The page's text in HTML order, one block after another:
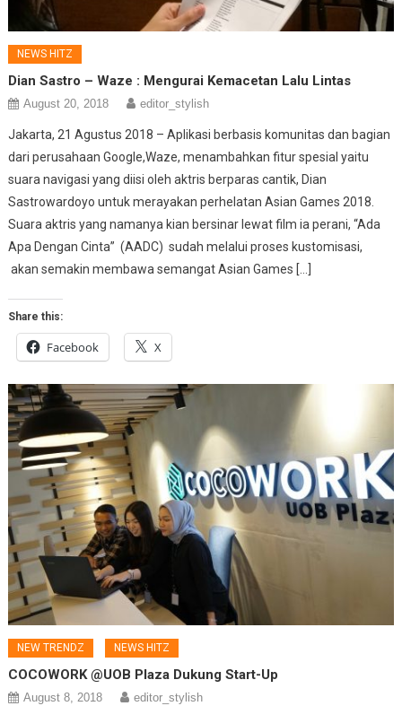
NEWS HITZ
Dian Sastro – Waze : Mengurai Kemacetan Lalu Lintas
August 20, 2018 editor_stylish
Jakarta, 21 Agustus 2018 – Aplikasi berbasis komunitas dan bagian
dari perusahaan Google,Waze, menambahkan fitur spesial yaitu
suara navigasi yang diisi oleh aktris berparas cantik, Dian
Sastrowardoyo untuk merayakan perhelatan Asian Games 2018.
Suara aktris yang namanya kian bersinar lewat film ia perani, “Ada
Apa Dengan Cinta” (AADC) sudah melalui proses kustomisasi,
akan semakin membawa semangat Asian Games […]
Share this:
Facebook X
NEW TRENDZ NEWS HITZ
COCOWORK @UOB Plaza Dukung Start-Up
August 8, 2018 editor_stylish